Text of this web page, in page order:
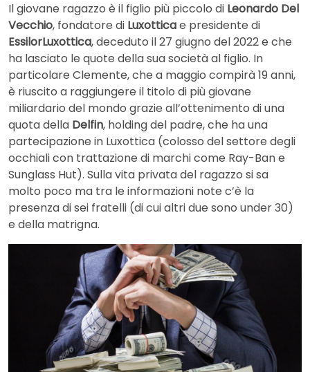
Il giovane ragazzo è il figlio più piccolo di Leonardo Del
Vecchio, fondatore di Luxotticae presidente di
EssilorLuxottica, deceduto il 27 giugno del 2022 e che
ha lasciato le quote della sua società al figlio. In
particolare Clemente, che a maggio compirà 19 anni,
è riuscito a raggiungere il titolo di più giovane
miliardario del mondo grazie all’ottenimento di una
quota della Delfin, holding del padre, che ha una
partecipazione in Luxottica (colosso del settore degli
occhiali con trattazione di marchi come Ray-Ban e
Sunglass Hut). Sulla vita privata del ragazzo si sa
molto poco ma tra le informazioni note c’è la
presenza di sei fratelli (di cui altri due sono under 30)
e della matrigna.